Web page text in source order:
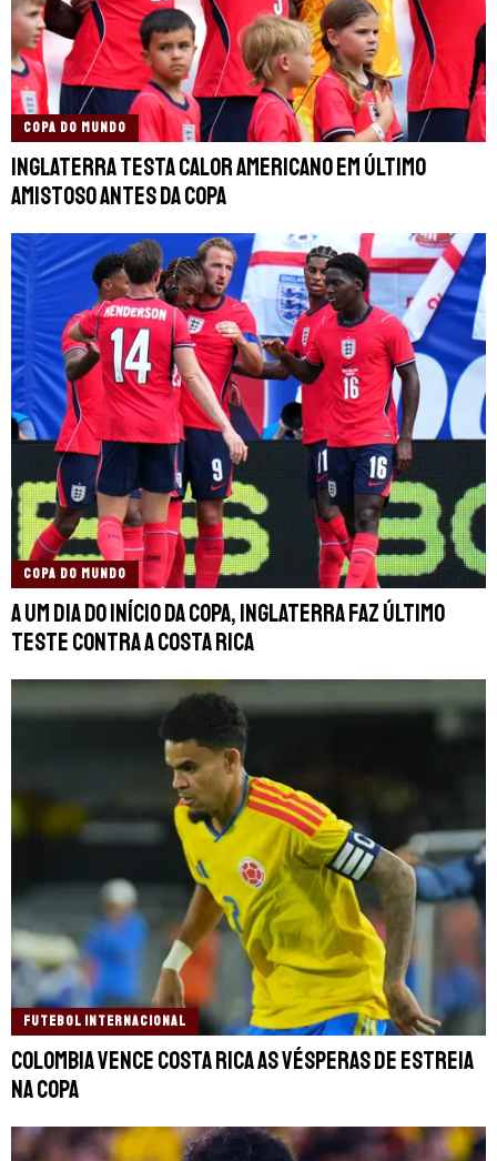
COPA DO MUNDO
Inglaterra testa calor americano em último
amistoso antes da Copa
COPA DO MUNDO
A um dia do início da Copa, Inglaterra faz último
teste contra a Costa Rica
FUTEBOL INTERNACIONAL
Colombia vence Costa Rica as vésperas de estreia
na Copa